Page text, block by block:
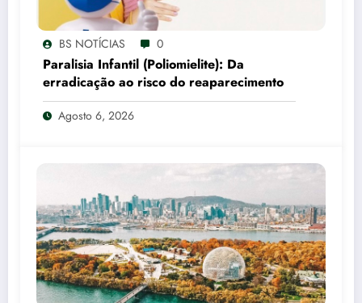
BS NOTÍCIAS 0
Paralisia Infantil (Poliomielite): Da
erradicação ao risco do reaparecimento
Agosto 6, 2026